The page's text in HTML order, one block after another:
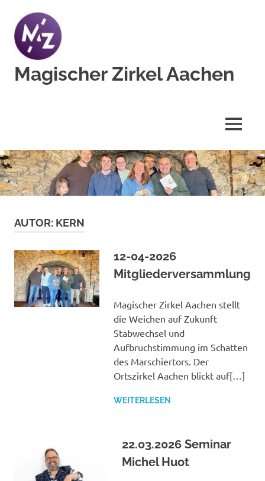
Inhalt
springen
Magischer Zirkel Aachen
MENÜ
AUTOR: KERN
12-04-2026
Mitgliederversammlung
Magischer Zirkel Aachen stellt
die Weichen auf Zukunft
Stabwechsel und
Aufbruchstimmung im Schatten
des Marschiertors. Der
Ortszirkel Aachen blickt auf[…]
WEITERLESEN
22.03.2026 Seminar
Michel Huot